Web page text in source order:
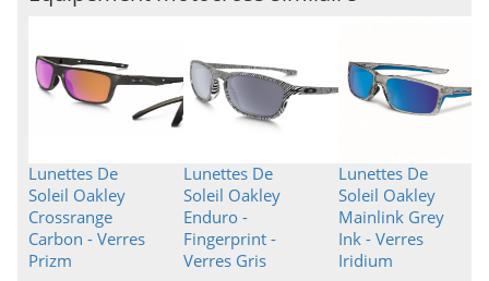
Lunettes De
Soleil Oakley
Crossrange
Carbon - Verres
Prizm
Lunettes De
Soleil Oakley
Enduro -
Fingerprint -
Verres Gris
Lunettes De
Soleil Oakley
Mainlink Grey
Ink - Verres
Iridium